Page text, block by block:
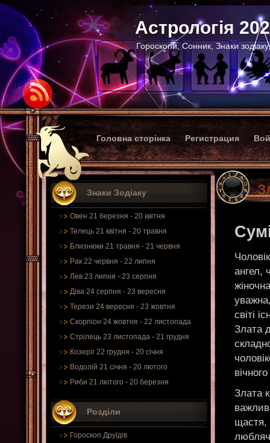
Астрологія
Гороскопи, Сонник, Знаки
Головна сторінка Регистрация
Знаки Зодіаку
Овен 21 березня - 20 квітня
Телець 21 квітня - 20 травня
Близнюки 21 травня - 21 червня
Рак 22 червня - 22 липня
Лев 23 липня - 23 серпня
Діва 24 серпня - 23 вересня
Терези 24 вересня - 23 жовтня
Скорпіон 24 жовтня - 22 листопада
Стрілець 23 листопада - 21 грудня
Козеріг 22 грудня - 20 січня
Водолій 21 січня - 20 лютого
Риби 21 лютого - 20 березня
Розділи
Гороскоп Друїдів
ангел,
світі
Злата
Злата
щастя,